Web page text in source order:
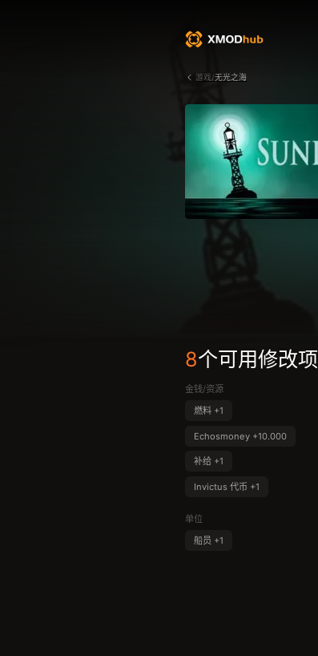
游戏/无光之海
8个可用修改项
金钱/资源
燃料 +1
Echosmoney +10.000
补给 +1
Invictus 代币 +1
单位
船员 +1